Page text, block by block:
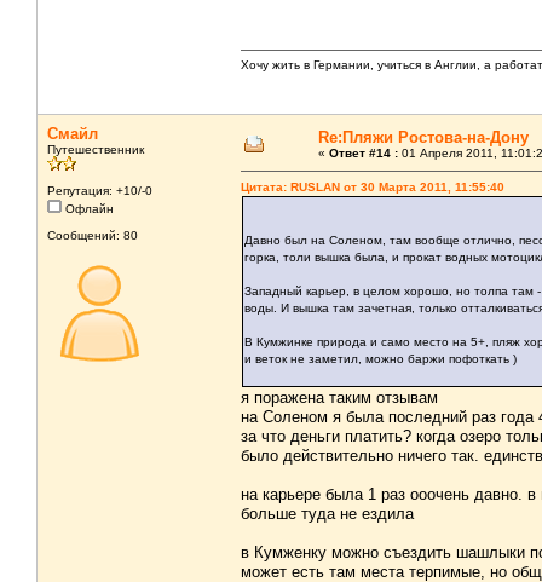
Хочу жить в Германии, учиться в Англии, а
Смайл
Путешественник
Репутация: +10/-0
Офлайн
Сообщений: 80
Re:Пляжи Ростова-на-Дону
« Ответ #14 : 01 Апреля 2011,
Цитата: RUSLAN от 30 Марта 2011, 11:55:40
Давно был на Соленом, там вообще отлично,
горка, толи вышка была, и прокат водных
Западный карьер, в целом хорошо, но толпа там
воды. И вышка там зачетная, только
В Кумжинке природа и само место на 5+, пляж
и веток не заметил, можно баржи пофоткать )
я поражена таким отзывам
на Соленом я была последний раз года
за что деньги платить? когда озеро
было действительно ничего так.
на карьере была 1 раз ооочень давно.
больше туда не ездила
в Кумженку можно съездить шашлыки
может есть там места терпимые, но